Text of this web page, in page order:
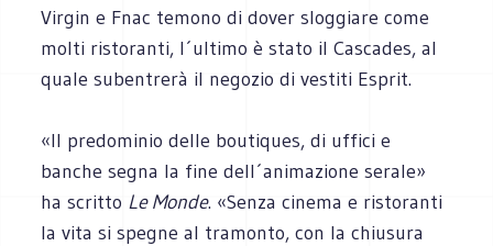
Virgin e Fnac temono di dover sloggiare come
molti ristoranti, l´ultimo è stato il Cascades, al
quale subentrerà il negozio di vestiti Esprit.
«Il predominio delle boutiques, di uffici e
banche segna la fine dell´animazione serale»
ha scritto Le Monde. «Senza cinema e ristoranti
la vita si spegne al tramonto, con la chiusura